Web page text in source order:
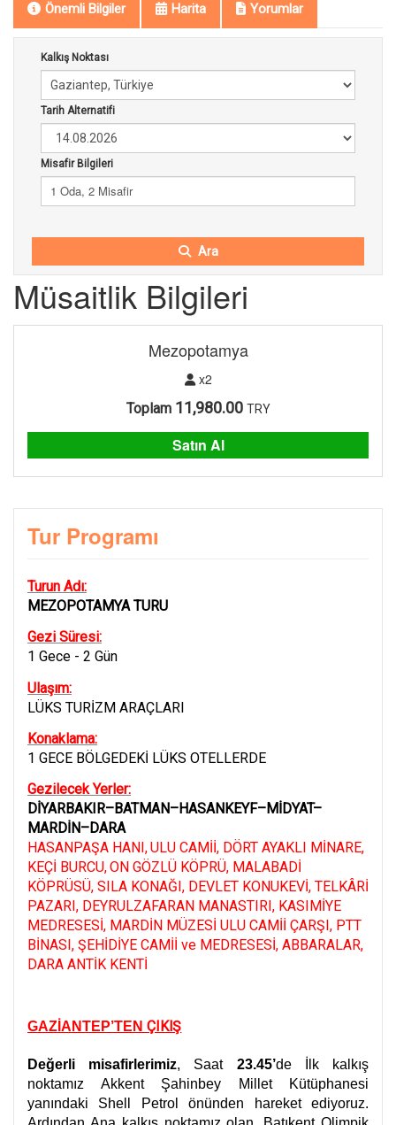
Önemli Bilgiler Harita Yorumlar
Kalkış Noktası
Tarih Alternatifi
Misafir Bilgileri
1 Oda, 2 Misafir
Ara
Müsaitlik Bilgileri
Mezopotamya
x2
Toplam 11,980.00 TRY
Satın Al
Tur Programı
Turun Adı:
MEZOPOTAMYA TURU
Gezi Süresi:
1 Gece - 2 Gün
Ulaşım:
LÜKS TURİZM ARAÇLARI
Konaklama:
1 GECE BÖLGEDEKİ LÜKS OTELLERDE
Gezilecek Yerler:
DİYARBAKIR–BATMAN–HASANKEYF–MİDYAT–
MARDİN–DARA
HASANPAŞA HANI ,ULU CAMİİ, DÖRT AYAKLI MİNARE,
KEÇİ BURCU,ON GÖZLÜ KÖPRÜ, MALABADİ
KÖPRÜSÜ, SILA KONAĞI, DEVLET KONUKEVİ, TELKÂRİ
PAZARI, DEYRULZAFARAN MANASTIRI, KASIMİYE
MEDRESESİ, MARDİN MÜZESİ ULU CAMİİ ÇARŞI, PTT
BİNASI, ŞEHİDİYE CAMİİ ve MEDRESESİ, ABBARALAR,
DARA ANTİK KENTİ
GAZİANTEP’TEN ÇIKIŞ
Değerli misafirlerimiz, Saat 23.45’de İlk kalkış
noktamız Akkent Şahinbey Millet Kütüphanesi
yanındaki Shell Petrol önünden hareket ediyoruz.